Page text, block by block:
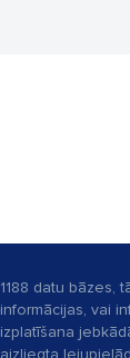
1188 datu bāzes,
informācijas, vai
izplatīšana
aizliegta